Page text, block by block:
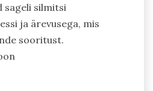
sageli silmitsi
ja ärevusega, mis
sooritust.